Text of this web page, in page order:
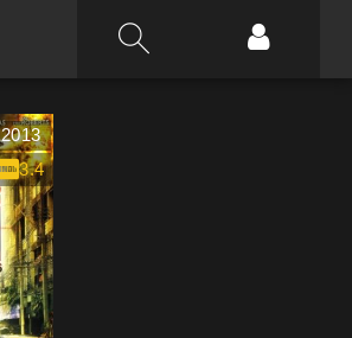
2013
3.4